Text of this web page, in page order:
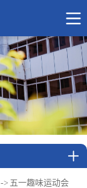
-> 五一趣味运动会